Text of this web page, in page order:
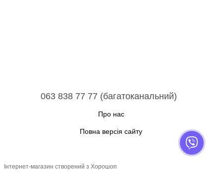
063 838 77 77 (багатоканальний)
Про нас
Повна версія сайту
Інтернет-магазин створений з Хорошоп